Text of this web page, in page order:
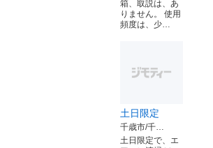
箱、取説は、あ
りません。 使用
頻度は、少…
土日限定
千歳市/千…
土日限定で、エ